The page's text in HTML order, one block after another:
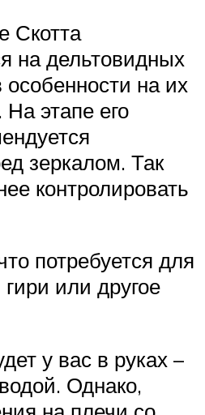
Скотта
на дельтовидных
на их
На этапе его
зеркалом. Так
контролировать
потребуется для
или другое
у вас в руках –
Однако,